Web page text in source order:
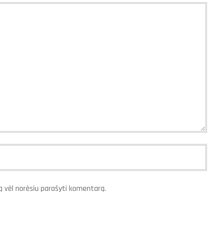
norėsiu parašyti komentarą.